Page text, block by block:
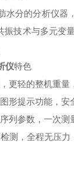
水分的分析仪器
技术与多元变
仪特色
更轻的整机重量
形提示功能，安
列参数，一次测
测，全程无压